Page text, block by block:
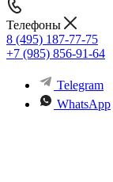
Телефоны
8 (495) 187-77-75
+7 (985) 856-91-64
Telegram
WhatsApp